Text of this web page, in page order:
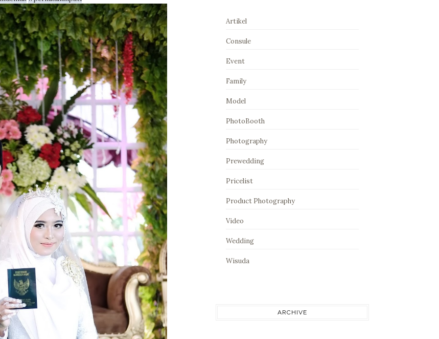
Artikel
Consule
Event
Family
Model
PhotoBooth
Photography
Prewedding
Pricelist
Product Photography
Video
Wedding
Wisuda
ARCHIVE